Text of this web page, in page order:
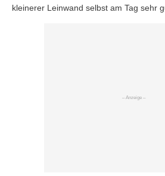
kleinerer Leinwand selbst am Tag sehr